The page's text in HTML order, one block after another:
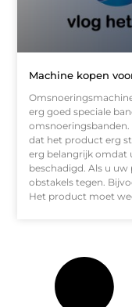
Machine kopen
erg goed speciale
dat het product erg
erg belangrijk omdat
beschadigd. Als u
obstakels tegen.
Het product moet